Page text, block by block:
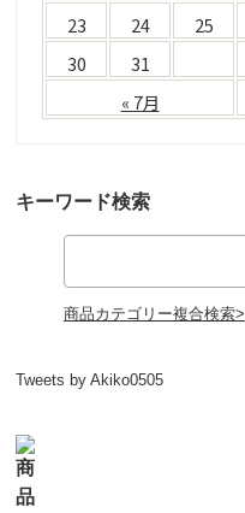
« 7月
23
24 25
30
31
キーワード検索
商品カテゴリー複合検索>
Tweets by Akiko0505